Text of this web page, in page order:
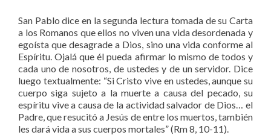
San Pablo dice en la segunda lectura tomada de su Carta
a los Romanos que ellos no viven una vida desordenada y
egoísta que desagrade a Dios, sino una vida conforme al
Espíritu. Ojalá que él pueda afirmar lo mismo de todos y
cada uno de nosotros, de ustedes y de un servidor. Dice
luego textualmente: “Si Cristo vive en ustedes, aunque su
cuerpo siga sujeto a la muerte a causa del pecado, su
espíritu vive a causa de la actividad salvador de Dios… el
Padre, que resucitó a Jesús de entre los muertos, también
les dará vida a sus cuerpos mortales” (Rm 8, 10-11).